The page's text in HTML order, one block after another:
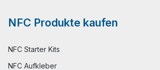
NFC Produkte kaufen
NFC Starter Kits
NFC Aufkleber